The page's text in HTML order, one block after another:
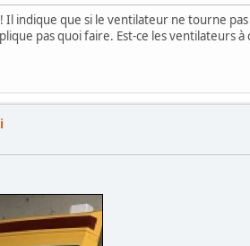
indique que si le ventilateur ne tourne
pas quoi faire. Est-ce les ventilateurs